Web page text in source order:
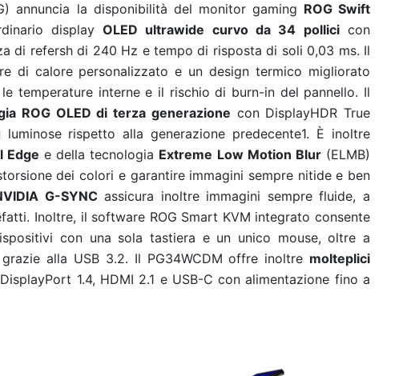
annuncia la disponibilità del monitor gaming ROG Swift
display OLED ultrawide curvo da 34 pollicicon
di refersh di 240 Hz e tempo di risposta di soli 0,03 ms. Il
di calore personalizzato e un design termico migliorato
temperature interne e il rischio di burn-in del pannello. Il
ROG OLED di terza generazione con DisplayHDR True
rispetto alla generazione predecente1. È inoltre
Edge e della tecnologia Extreme Low Motion Blur(ELMB)
dei colori e garantire immagini sempre nitide e ben
G-SYNCassicura inoltre immagini sempre fluide, a
Inoltre, il software ROG Smart KVM integrato consente
con una sola tastiera e un unico mouse, oltre a
alla USB 3.2. Il PG34WCDM offre inoltre molteplici
1.4, HDMI 2.1 e USB-C con alimentazione fino a